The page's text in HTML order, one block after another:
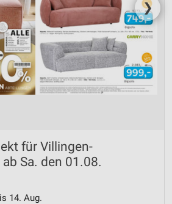
❯
für Villingen-
Sa. den 01.08.
14. Aug.